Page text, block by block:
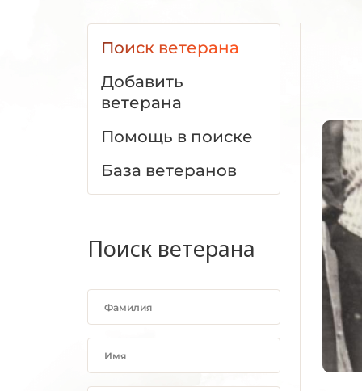
Поиск ветерана
Добавить
ветерана
Помощь в поиске
База ветеранов
Поиск ветерана